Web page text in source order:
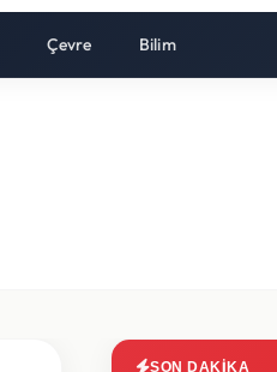
Çevre Bilim
SON DAKIKA